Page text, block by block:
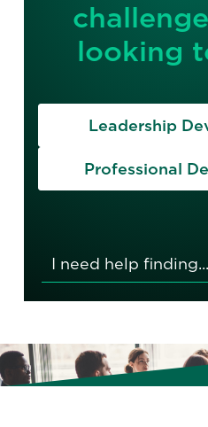
looking
Leadership
Professional